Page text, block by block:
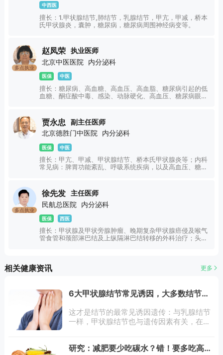
中西医
擅长：1.甲状腺结节,肺结节，乳腺结节，甲亢，甲减，桥本
氏甲状腺炎，囊肿，糖尿病，糖尿病周围神经病变等。
多点执业
赵凤荣
执业医师
北京中医医院
内分泌科
医保 中医
擅长：糖尿病、高血糖、高血压、高血脂、糖尿病引起的低
血糖、酮症酸中毒、感染、动脉硬化、高血压、糖尿病眼
贾永忠
副主任医师
北京德胜门中医院
内分泌科
医保 中医
擅长：甲亢、甲减、甲状腺结节、桥本氏甲状腺炎等；内科
常见病：脾胃功能紊乱、呼吸系统疾病，以及高血压、糖尿
常见病：覆盖内外妇儿男性等各类一般疾患的中医诊治与体
质调理。
多点执业
徐先发
主任医师
民航总医院
内分泌科
医保 西医
擅长：甲状腺及甲状旁腺肿瘤、晚期复杂甲状腺癌侵及喉气
管食管和颈部淋巴结及上纵隔淋巴结转移的外科治疗；头颈
镜手术；喉良恶性肿瘤的微创治疗；声音嘶哑和阻塞性睡眠
相关健康资讯 更多
6大甲状腺结节常见诱因，大多数结节很
这才是结节的最常见诱因遗传：与乳腺结节
一样，甲状腺结节也与遗传因素有关，在有
者碘摄入过多，都会导致甲状腺结节的发
研究：减肥要少吃碳水？错！要多吃高质